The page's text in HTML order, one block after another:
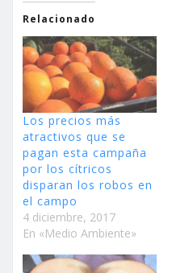
Relacionado
Los precios más
atractivos que se
pagan esta campaña
por los cítricos
disparan los robos en
el campo
4 diciembre, 2017
En «Medio Ambiente»